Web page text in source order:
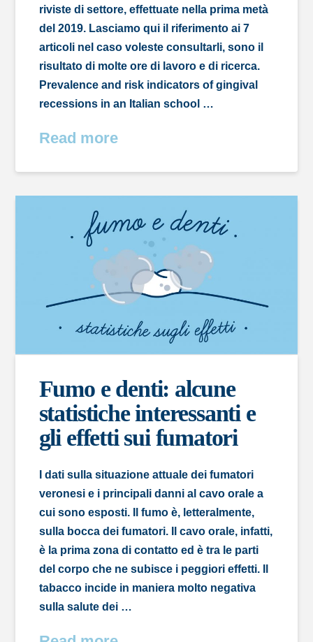
riviste di settore, effettuate nella prima metà
del 2019. Lasciamo qui il riferimento ai 7
articoli nel caso voleste consultarli, sono il
risultato di molte ore di lavoro e di ricerca.
Prevalence and risk indicators of gingival
recessions in an Italian school …
Read more
Fumo e denti: alcune
statistiche interessanti e
gli effetti sui fumatori
I dati sulla situazione attuale dei fumatori
veronesi e i principali danni al cavo orale a
cui sono esposti. Il fumo è, letteralmente,
sulla bocca dei fumatori. Il cavo orale, infatti,
è la prima zona di contatto ed è tra le parti
del corpo che ne subisce i peggiori effetti. Il
tabacco incide in maniera molto negativa
sulla salute dei …